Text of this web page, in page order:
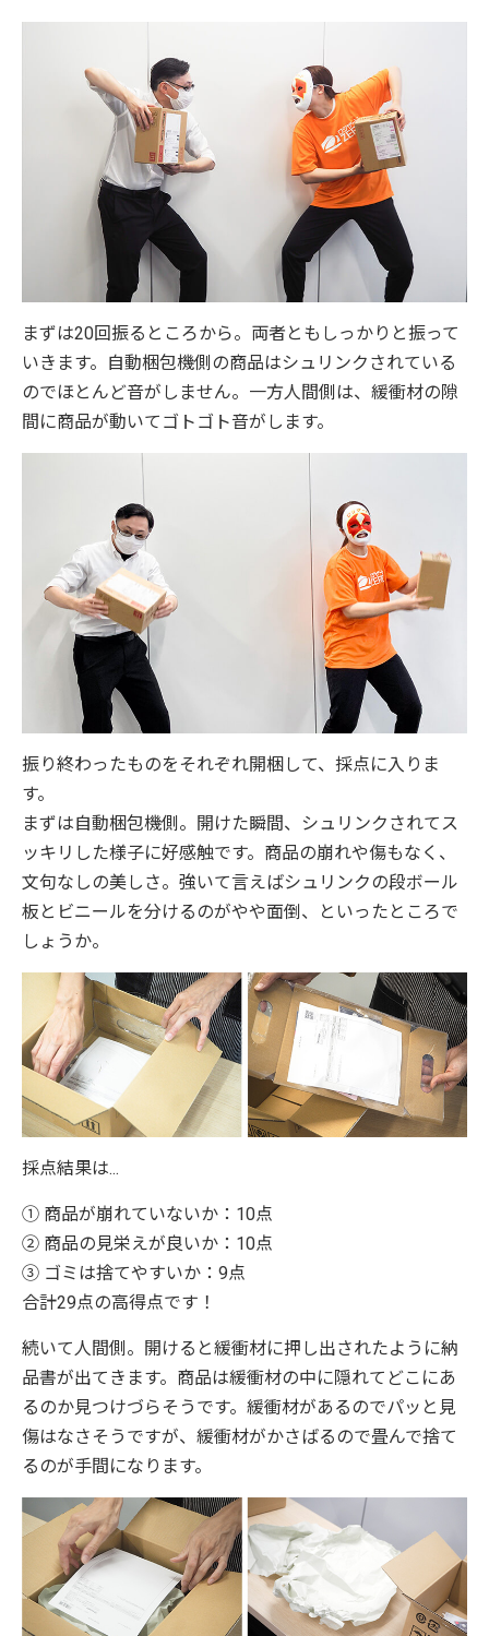
まずは20回振るところから。両者ともしっかりと振って
いきます。自動梱包機側の商品はシュリンクされている
のでほとんど音がしません。一方人間側は、緩衝材の隙
間に商品が動いてゴトゴト音がします。
振り終わったものをそれぞれ開梱して、採点に入りま
す。
まずは自動梱包機側。開けた瞬間、シュリンクされてス
ッキリした様子に好感触です。商品の崩れや傷もなく、
文句なしの美しさ。強いて言えばシュリンクの段ボール
板とビニールを分けるのがやや面倒、といったところで
しょうか。
採点結果は...
① 商品が崩れていないか：10点
② 商品の見栄えが良いか：10点
③ ゴミは捨てやすいか：9点
合計29点の高得点です！
続いて人間側。開けると緩衝材に押し出されたように納
品書が出てきます。商品は緩衝材の中に隠れてどこにあ
るのか見つけづらそうです。緩衝材があるのでパッと見
傷はなさそうですが、緩衝材がかさばるので畳んで捨て
るのが手間になります。